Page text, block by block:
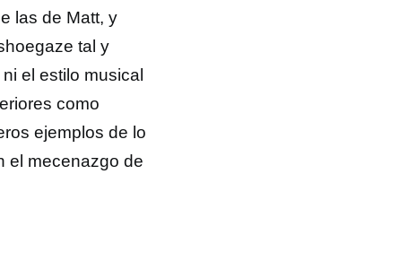
las de Matt, y
tal y
el estilo musical
como
ejemplos de lo
el mecenazgo de